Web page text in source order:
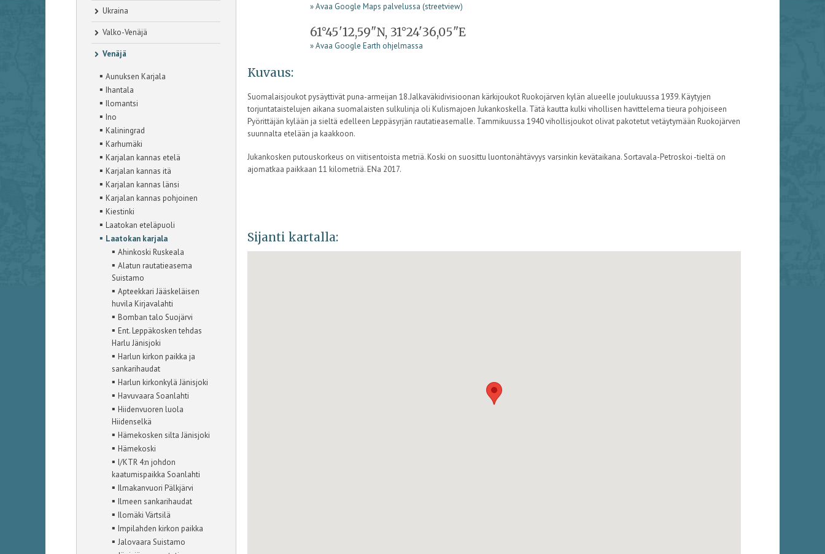
Ukraina
Valko-Venäjä
Venäjä
▪Aunuksen Karjala
▪ Ihantala
▪ Ilomantsi
▪ Ino
▪ Kaliningrad
▪ Karhumäki
▪ Karjalan kannas etelä
▪ Karjalan kannas itä
▪ Karjalan kannas länsi
▪ Karjalan kannas pohjoinen
▪ Kiestinki
▪ Laatokan eteläpuoli
▪ Laatokan karjala
▪ Ahinkoski Ruskeala
▪ Alatun rautatieasema
Suistamo
▪ Apteekkari Jääskeläisen
huvila Kirjavalahti
▪ Bomban talo Suojärvi
▪ Ent. Leppäkosken tehdas
Harlu Jänisjoki
▪ Harlun kirkon paikka ja
sankarihaudat
▪ Harlun kirkonkylä Jänisjoki
▪ Havuvaara Soanlahti
▪ Hiidenvuoren luola
Hiidenselkä
▪ Hämekosken silta Jänisjoki
▪ Hämekoski
▪ I/KTR 4:n johdon
kaatumispaikka Soanlahti
▪ Ilmakanvuori Pälkjärvi
▪ Ilmeen sankarihaudat
▪ Ilomäki Värtsilä
▪ Impilahden kirkon paikka
▪ Jalovaara Suistamo
» Avaa Google Maps palvelussa (streetview)
61°45'12,59"N, 31°24'36,05"E
» Avaa Google Earth ohjelmassa
Kuvaus:
Suomalaisjoukot pysäyttivät puna-armeijan 18.Jalkaväkidivisioonan kärkijoukot Ruokojärven kylän alueelle joulukuussa 1939. Käytyjen
torjuntataistelujen aikana suomalaisten sulkulinja oli Kulismajoen Jukankoskella. Tätä kautta kulki vihollisen havittelema tieura pohjoiseen
Pyörittäjän kylään ja sieltä edelleen Leppäsyrjän rautatieasemalle. Tammikuussa 1940 vihollisjoukot olivat pakotetut vetäytymään Ruokojärven
suunnalta etelään ja kaakkoon.
Jukankosken putouskorkeus on viitisentoista metriä. Koski on suosittu luontonähtävyys varsinkin kevätaikana. Sortavala-Petroskoi -tieltä on
ajomatkaa paikkaan 11 kilometriä. ENa 2017.
Sijanti kartalla: